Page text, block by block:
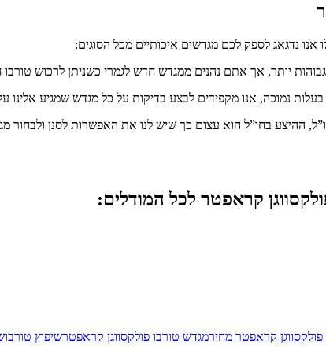
אנו נדגאג לספק לכם מגדשים איכותיים מכל הסוגים:
יותר, אך אתם נהנים ממגדש חדש לגמרי כשניתן לרכוש טורבו
נמוכה, אנו מקפידים לבצע בדיקות על כל מגדש שמגיע אלינו
ההיצע בחו”ל הוא עצום כך שיש לנו את האפשרות לסנן ולבחור
קראפטר לכל המודלים:
פולקסווגן קראפטר מחירמגדש טורבו פולקסווגן קראפטרשיפוץ טורבו